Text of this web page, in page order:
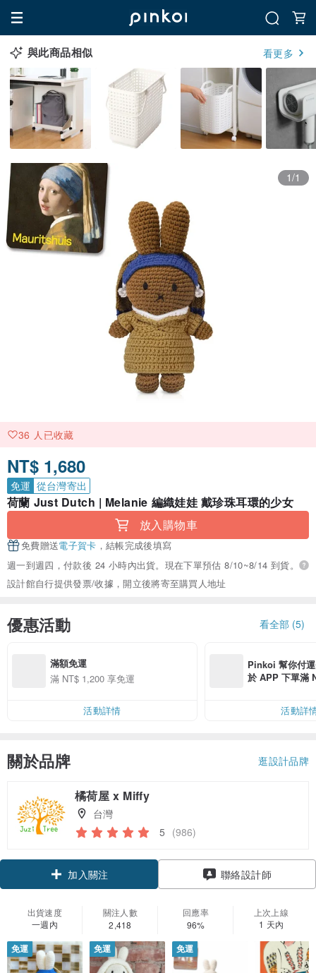
與此商品相似 看更多
1/1
36 人已收藏
NT$ 1,680
免運 從台灣寄出
荷蘭 Just Dutch | Melanie 編織娃娃 戴珍珠耳環的少女
放入購物車
免費贈送電子賀卡 ，結帳完成後填寫
週一到週四，付款後 24 小時內出貨。現在下單預估 8/10~8/14 到貨。
設計館自行提供發票/收據，開立後將寄至購買人地址
優惠活動 看全部 (5)
滿額免運
滿 NT$ 1,200 享免運
活動詳情
Pinkoi 幫你付
於 APP 下單滿
活動詳
關於品牌 逛設計品牌
橘荷屋 x Miffy
台灣
5 (986)
領優惠券
加入關注 聯絡設計師
出貨速度
一週內
關注人數
2,418
回應率
96%
上次上線
1 天內
免運 免運 免運